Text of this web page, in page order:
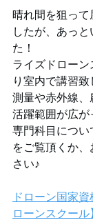
晴れ間を狙って
したが、あっ
た！
ライズドローン
り室内で講習致
測量や赤外線
活躍範囲が広が
専門科目につ
をご覧頂くか
さい♪
ドローン国家
ローンスクール